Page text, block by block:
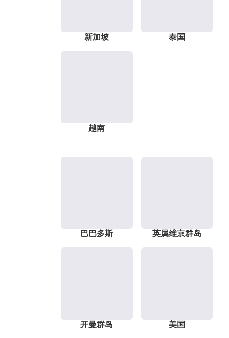
新加坡 泰国
越南
巴巴多斯 英属维京群岛
开曼群岛 美国